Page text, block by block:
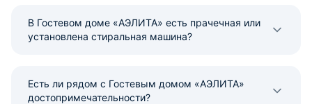
В Гостевом доме «АЭЛИТА» есть прачечная или
установлена стиральная машина?
Есть ли рядом с Гостевым домом «АЭЛИТА»
достопримечательности?